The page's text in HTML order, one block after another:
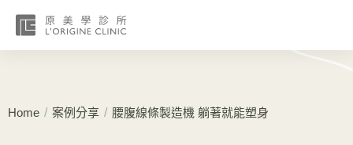
Home / 案例分享 / 腰腹線條製造機 躺著就能塑身